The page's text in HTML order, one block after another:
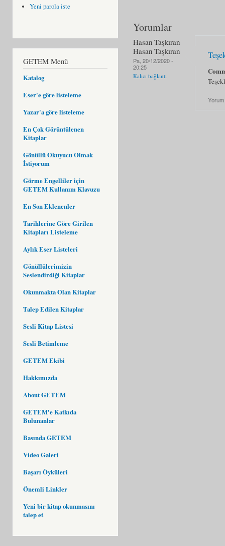
Yeni parola iste
GETEM Menü
Katalog
Eser'e göre listeleme
Yazar'a göre listeleme
En Çok Görüntülenen
Kitaplar
Gönüllü Okuyucu Olmak
İstiyorum
Görme Engelliler için
GETEM Kullanım Klavuzu
En Son Eklenenler
Tarihlerine Göre Girilen
Kitapları Listeleme
Aylık Eser Listeleri
Gönüllülerimizin
Seslendirdiği Kitaplar
Okunmakta Olan Kitaplar
Talep Edilen Kitaplar
Sesli Kitap Listesi
Sesli Betimleme
GETEM Ekibi
Hakkımızda
About GETEM
GETEM'e Katkıda
Bulunanlar
Basında GETEM
Video Galeri
Başarı Öyküleri
Önemli Linkler
Yeni bir kitap okunmasını
talep et
Yorumlar
Hasan Taşkıran
Hasan Taşkıran
Pa, 20/12/2020 -
20:25
Kalıcı bağlantı